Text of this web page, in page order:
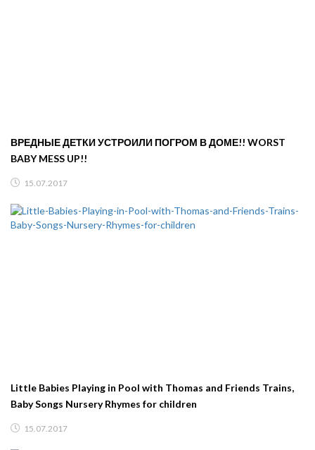
ВРЕДНЫЕ ДЕТКИ УСТРОИЛИ ПОГРОМ В ДОМЕ!! WORST
BABY MESS UP!!
15.07.2017
Little Babies Playing in Pool with Thomas and Friends Trains,
Baby Songs Nursery Rhymes for children
15.07.2017